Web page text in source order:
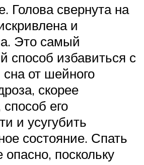
Голова свернута на
и
Это самый
способ избавиться с
от шейного
скорее
его
и усугубить
состояние. Спать
опасно, поскольку